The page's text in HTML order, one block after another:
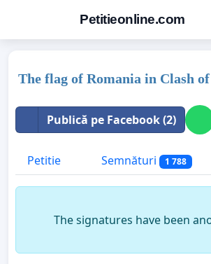
Petitieonline.com
The flag of Romania in Clash
Publică pe Facebook (2)
Petitie Semnături 1 788
The signatures have been